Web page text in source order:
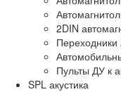
2DIN
Переходники
Пульты ДУ к
SPL акустика